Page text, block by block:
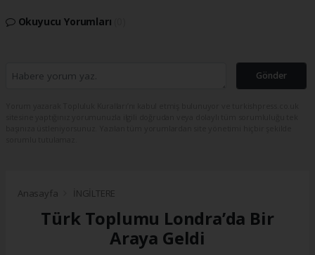
Okuyucu Yorumları
Gönder
Anasayfa İNGİLTERE
Türk Toplumu Londra’da Bir
Araya Geldi